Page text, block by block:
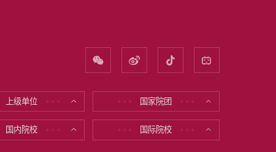
上级单位 * * * * * * 国家院团 * * *
国内院校 * * * * * * 国际院校 * * *